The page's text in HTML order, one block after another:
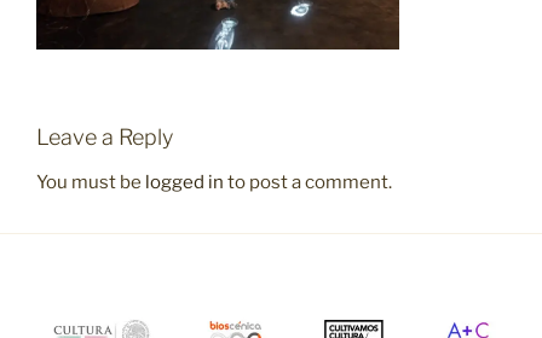
Leave a Reply
You must be logged in to post a comment.